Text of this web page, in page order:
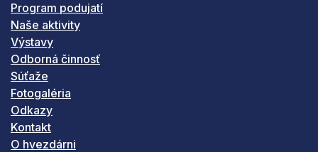
Program podujatí
Naše aktivity
Výstavy
Odborná činnosť
Súťaže
Fotogaléria
Odkazy
Kontakt
O hvezdárni